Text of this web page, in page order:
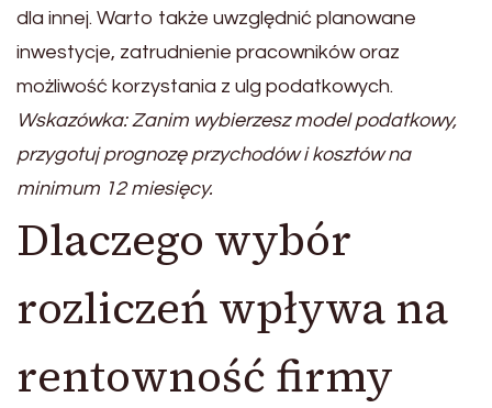
dla innej. Warto także uwzględnić planowane
inwestycje, zatrudnienie pracowników oraz
możliwość korzystania z ulg podatkowych.
Wskazówka: Zanim wybierzesz model podatkowy,
przygotuj prognozę przychodów i kosztów na
minimum 12 miesięcy.
Dlaczego wybór
rozliczeń wpływa na
rentowność firmy